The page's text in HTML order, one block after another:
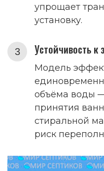
упрощает
установку.
Устойчивость
Модель
объёма воды
принятия
стиральной
риск